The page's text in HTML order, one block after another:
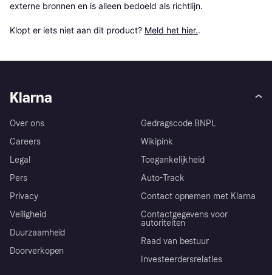
externe bronnen en is alleen bedoeld als richtlijn.
Klopt er iets niet aan dit product? Meld het hier..
Klarna
Over ons
Careers
Legal
Pers
Privacy
Veiligheid
Duurzaamheid
Doorverkopen
Gedragscode BNPL
Wikipink
Toegankelijkheid
Auto-Track
Contact opnemen met Klarna
Contactgegevens voor
autoriteiten
Raad van bestuur
Investeerdersrelaties